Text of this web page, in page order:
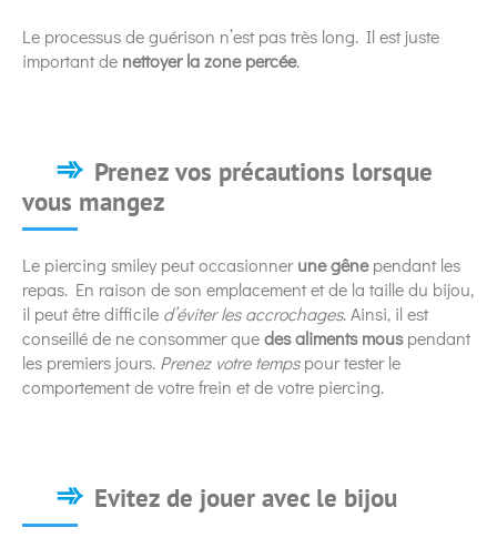
Le processus de guérison n’est pas très long. Il est juste
important de nettoyer la zone percée.
Prenez vos précautions lorsque
vous mangez
Le piercing smiley peut occasionnerune gênependant les
repas. En raison de son emplacement et de la taille du bijou,
il peut être difficile d’éviter les accrochages. Ainsi, il est
conseillé de ne consommer quedes aliments mouspendant
les premiers jours. Prenez votre tempspour tester le
comportement de votre frein et de votre piercing.
Evitez de jouer avec le bijou